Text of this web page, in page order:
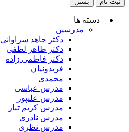
دسته ها
مدرسین
دکتر جاهد سراوانی
دکتر طاهر لطفی
دکتر فاطمی زاده
فریدونیان
محمدی
مدرس عباسی
مدرس علیپور
مدرس کریم تبار
مدرس نادری
مدرس نظری